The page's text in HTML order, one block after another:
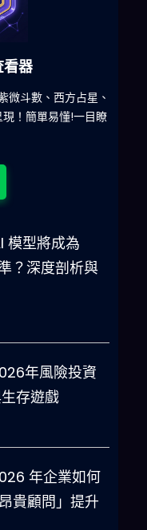
器
合，提高中獎率
模型將成為
？深度剖析與
年風險投資
存遊戲
年企業如何
貴顧問」提升